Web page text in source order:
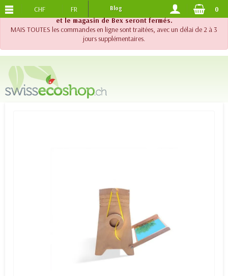
!! Important !! Jusqu'au 20 août 2026, le support téléphonique
et le magasin de Bex seront fermés.
MAIS TOUTES les commandes en ligne sont traitées, avec un délai de 2 à 3
jours supplémentaires.
PORTS OFFERTS DES 120.-
CHF FR Blog 0